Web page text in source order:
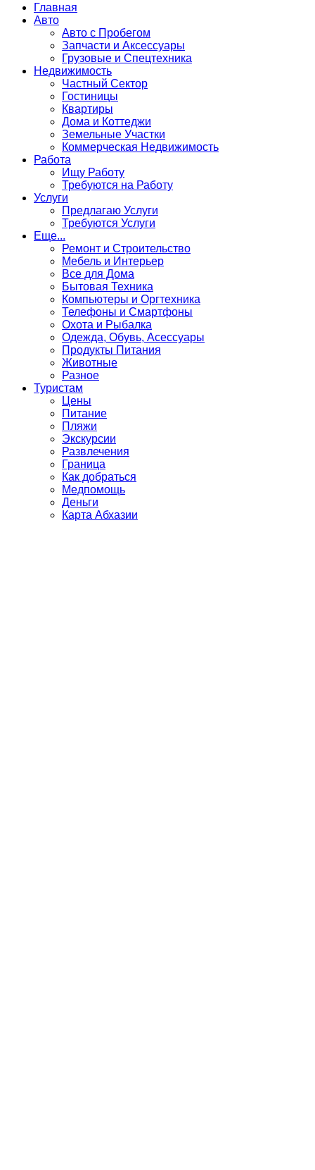
Главная
Авто
Авто с Пробегом
Запчасти и Аксессуары
Грузовые и Спецтехника
Недвижимость
Частный Сектор
Гостиницы
Квартиры
Дома и Коттеджи
Земельные Участки
Коммерческая Недвижимость
Работа
Ищу Работу
Требуются на Работу
Услуги
Предлагаю Услуги
Требуются Услуги
Еще...
Ремонт и Строительство
Мебель и Интерьер
Все для Дома
Бытовая Техника
Компьютеры и Оргтехника
Телефоны и Смартфоны
Охота и Рыбалка
Одежда, Обувь, Асессуары
Продукты Питания
Животные
Разное
Туристам
Цены
Питание
Пляжи
Экскурсии
Развлечения
Граница
Как добраться
Медпомощь
Деньги
Карта Абхазии